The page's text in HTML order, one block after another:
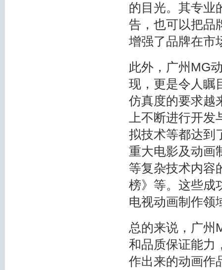
的目光。其专业
告，也可以把品
增强了品牌在市
此外，广州MG
现，更是令人瞩
仿真度的要求越
上不断进行开
拟技术等都达到
重大电影及动画
等复杂技术内容
榜》等。这些成
电视动画制作领
总的来说，广州
和品质保证能力
作出来的动画作